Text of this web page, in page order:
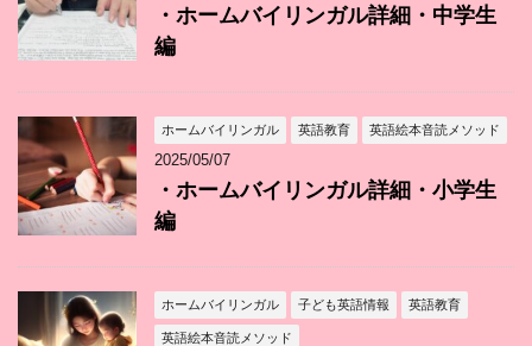
・ホームバイリンガル詳細・中学生
編
ホームバイリンガル 英語教育 英語絵本音読メソッド
2025/05/07
・ホームバイリンガル詳細・小学生
編
ホームバイリンガル 子ども英語情報 英語教育
英語絵本音読メソッド